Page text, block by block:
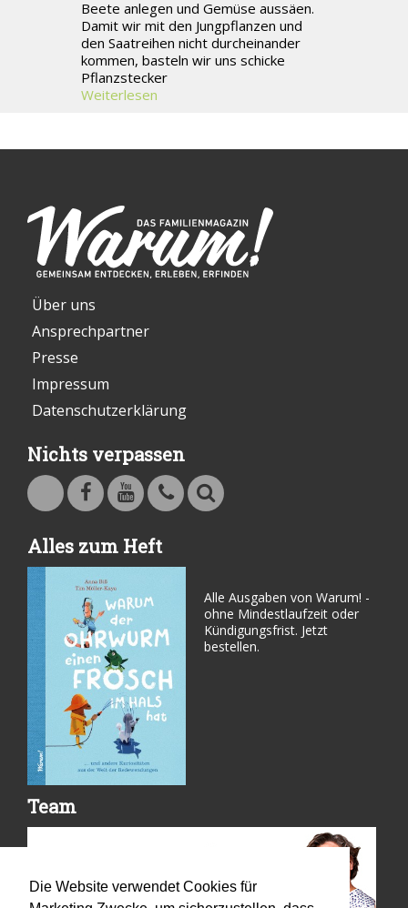
Die Website verwendet Cookies für
Beete anlegen und Gemüse aussäen.
Damit wir mit den Jungpflanzen und
den Saatreihen nicht durcheinander
kommen, basteln wir uns schicke
Pflanzstecker
Weiterlesen
Über uns
Ansprechpartner
Presse
Impressum
Datenschutzerklärung
Nichts verpassen
Alles zum Heft
Alle Ausgaben von Warum! -
ohne Mindestlaufzeit oder
Kündigungsfrist. Jetzt
bestellen.
Team